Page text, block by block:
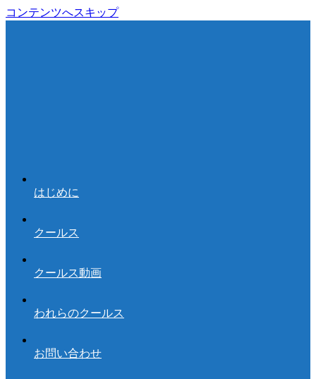
コンテンツへスキップ
はじめに
クールス
クールス動画
われらのクールス
お問い合わせ